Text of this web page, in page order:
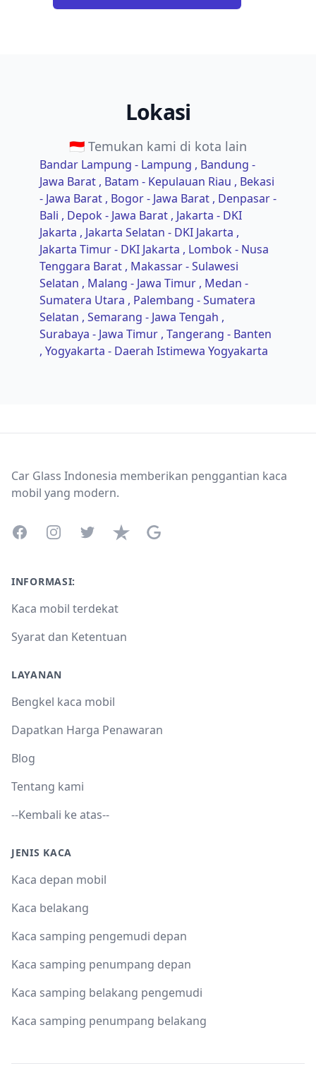
Lokasi
🇮🇩 Temukan kami di kota lain
Bandar Lampung - Lampung , Bandung -
Jawa Barat , Batam - Kepulauan Riau , Bekasi
- Jawa Barat , Bogor - Jawa Barat , Denpasar -
Bali , Depok - Jawa Barat , Jakarta - DKI
Jakarta , Jakarta Selatan - DKI Jakarta ,
Jakarta Timur - DKI Jakarta , Lombok - Nusa
Tenggara Barat , Makassar - Sulawesi
Selatan , Malang - Jawa Timur , Medan -
Sumatera Utara , Palembang - Sumatera
Selatan , Semarang - Jawa Tengah ,
Surabaya - Jawa Timur , Tangerang - Banten
, Yogyakarta - Daerah Istimewa Yogyakarta
Car Glass Indonesia memberikan penggantian kaca
mobil yang modern.
FacebookInstagramTwitterTrustpilotGoogle Business Profile
INFORMASI:
Kaca mobil terdekat
Syarat dan Ketentuan
LAYANAN
Bengkel kaca mobil
Dapatkan Harga Penawaran
Blog
Tentang kami
--Kembali ke atas--
JENIS KACA
Kaca depan mobil
Kaca belakang
Kaca samping pengemudi depan
Kaca samping penumpang depan
Kaca samping belakang pengemudi
Kaca samping penumpang belakang